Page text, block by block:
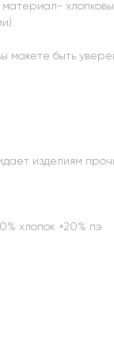
можете быть
изделиям
хлопок +20% пэ